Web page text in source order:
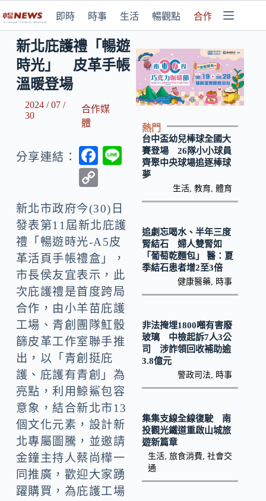
即時 時事 生活 暢觀點 合作媒體
新北庇護禮「暢遊
時光」 皮革手帳
溫暖登場
2024 / 07 /
30
合作媒
體
分享連結：
F
b
o
o
k
p
y
Li
n
k
新北市政府今(30)日
發表第11屆新北庇護
禮「暢遊時光-A5皮
革活頁手帳禮盒」，
市長侯友宜表示，此
次庇護禮是首度跨局
合作，由小羊苗庇護
工場、青創團隊魟骰
篩皮革工作室聯手推
出，以「青創挺庇
護、庇護有青創」為
亮點，利用鯨鯊包容
意象，結合新北市13
個文化元素，設計新
北專屬圖騰，並邀請
金鐘主持人蔡尚樺一
同推廣，歡迎大家踴
躍購買，為庇護工場
熱門
台中盃幼兒棒球全國大
賽登場 26隊小小球員
齊聚中央球場追逐棒球
夢
生活 ,教育 ,體育
追劇忘喝水、半年三度
腎結石 婦人雙腎如
「葡萄乾麵包」 醫：夏
季結石患者增2至3倍
健康醫藥 時事
非法掩埋1800噸有害廢
玻璃 中檢起訴7人3公
司 涉詐領回收補助逾
3.8億元
警政司法 時事
集集支線全線復駛 南
投觀光鐵道重啟山城旅
遊新篇章
生活, 旅食消費 社會交
通